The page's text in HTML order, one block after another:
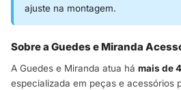
ajuste na montagem.
Sobre a Guedes e Miranda
A Guedes e Miranda atua há mais de
especializada em peças e acessórios